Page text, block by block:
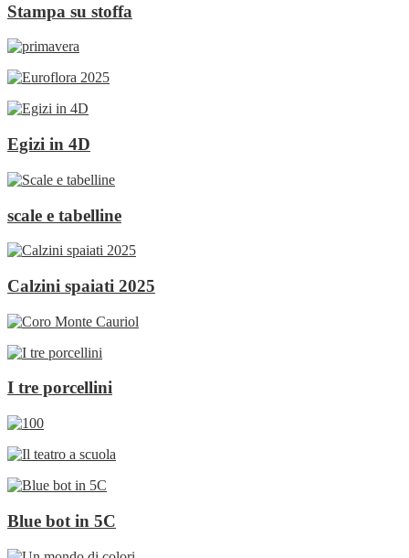
Stampa su stoffa
Egizi in 4D
scale e tabelline
Calzini spaiati 2025
I tre porcellini
Blue bot in 5C